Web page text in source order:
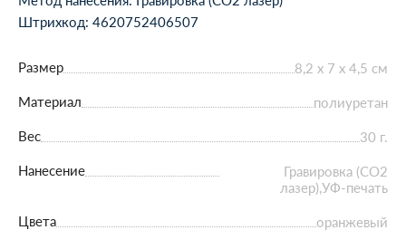
Штрихкод: 4620752406507
Размер
8,2 х 7 х 4,5 см
Материал
полиуретан
Вес
30 г.
Нанесение
Гравировка (CO2
лазер),УФ-печать
Цвета
оранжевый